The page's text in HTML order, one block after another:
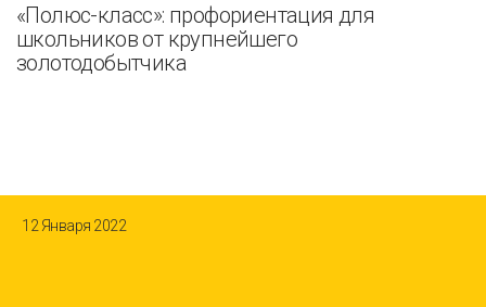
«Полюс-класс»: профориентация для
школьников от крупнейшего
золотодобытчика
12 Января 2022